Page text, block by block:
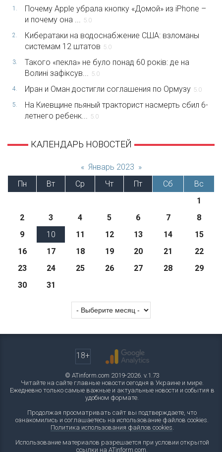
1.
Почему Apple убрала кнопку «Домой» из iPhone –
и почему она ... 5.0
2.
Кибератаки на водоснабжение США: взломаны
системам 12 штатов 5.0
3.
Такого «пекла» не було понад 60 років: де на
Волині зафіксув... 5.0
4. Иран и Оман достигли соглашения по Ормузу 5.0
5.
На Киевщине пьяный тракторист насмерть сбил 6-
летнего ребенк... 5.0
КАЛЕНДАРЬ НОВОСТЕЙ
« Январь 2023 »
Пн
Вт Ср Чт Пт Сб
Вс
1
2
3 4 5 6 7
8
9
10 11 12 13 14
15
16
17 18 19 20 21
22
23
24 25 26 27 28
29
30
31
18+
© ATinform.com 2019-2026. v.1.73
Читайте на сайте главные новости сегодня в Украине и мире.
Ежедневно только самые важные и актуальные новости и события в
удобном формате.
Продолжая просматривать сайт вы подтверждаете, что
ознакомились и соглашаетесь на использование файлов cookies.
Политика использования файлов cookies.
Использование материалов разрешается при условии открытой
ссылки на ATinform.com.